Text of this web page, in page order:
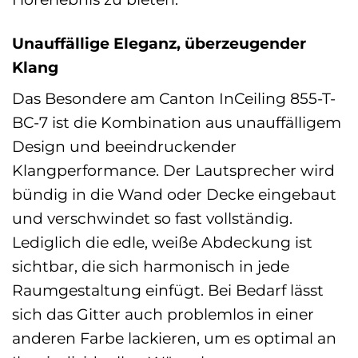
Unauffällige Eleganz, überzeugender
Klang
Das Besondere am Canton InCeiling 855-T-
BC-7 ist die Kombination aus unauffälligem
Design und beeindruckender
Klangperformance. Der Lautsprecher wird
bündig in die Wand oder Decke eingebaut
und verschwindet so fast vollständig.
Lediglich die edle, weiße Abdeckung ist
sichtbar, die sich harmonisch in jede
Raumgestaltung einfügt. Bei Bedarf lässt
sich das Gitter auch problemlos in einer
anderen Farbe lackieren, um es optimal an